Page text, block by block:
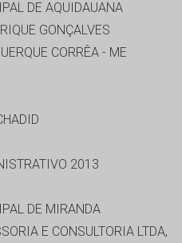
DE AQUIDAUANA
GONÇALVES
CORRÊA - ME
2013
DE MIRANDA
E CONSULTORIA LTDA,